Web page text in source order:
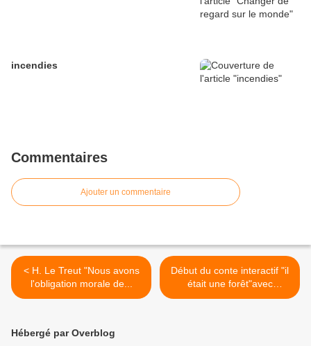
incendies
Commentaires
Ajouter un commentaire
< H. Le Treut "Nous avons
l'obligation morale de...
Début du conte interactif "il
était une forêt"avec
l'illustratrice jeunesse
Hébergé par Overblog